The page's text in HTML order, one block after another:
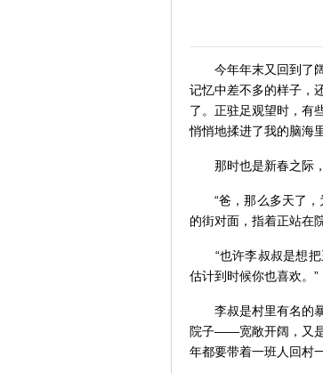
今年年末又回到了阔
记忆中差不多的样子，
了。正驻足观望时，有
悄悄地揉进了我的脑海里
那时也是新春之际，
“爸，那么多天了，
的街对面，指着正站在
“也许李叔叔是想把
估计到时候你也喜欢。”
李叔是村里有名的暴
院子——宽敞开阔，又
年都要带着一班人回村